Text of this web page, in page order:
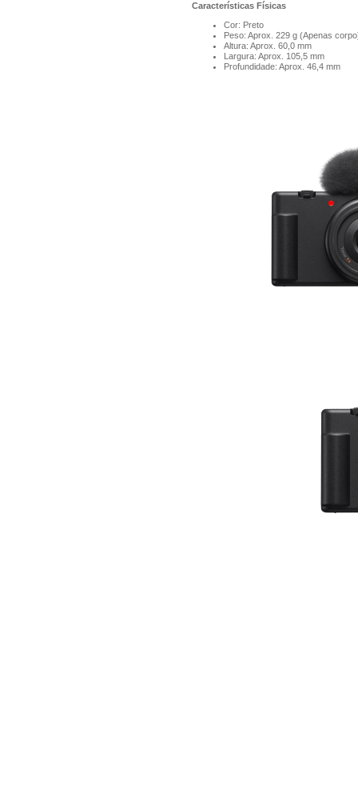
Características Físicas
Cor: Preto
Peso: Aprox. 229 g (Apenas
Altura: Aprox. 60,0 mm
Largura: Aprox. 105,5 mm
Profundidade: Aprox. 46,4 mm